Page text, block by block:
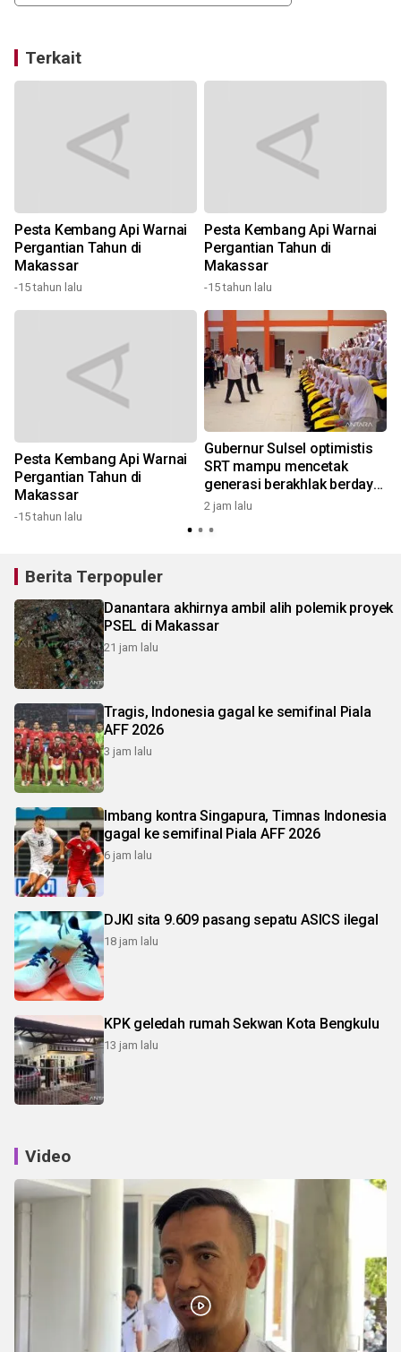
Terkait
Pesta Kembang Api Warnai
Pergantian Tahun di
Makassar
-15 tahun lalu
Pesta Kembang Api Warnai
Pergantian Tahun di
Makassar
-15 tahun lalu
Pesta Kembang Api Warnai
Pergantian Tahun di
Makassar
-15 tahun lalu
Gubernur Sulsel optimistis
SRT mampu mencetak
generasi berakhlak berdaya
saing
2 jam lalu
Berita Terpopuler
Danantara akhirnya ambil alih polemik proyek
PSEL di Makassar
21 jam lalu
Tragis, Indonesia gagal ke semifinal Piala
AFF 2026
3 jam lalu
Imbang kontra Singapura, Timnas Indonesia
gagal ke semifinal Piala AFF 2026
6 jam lalu
DJKI sita 9.609 pasang sepatu ASICS ilegal
18 jam lalu
KPK geledah rumah Sekwan Kota Bengkulu
13 jam lalu
Video